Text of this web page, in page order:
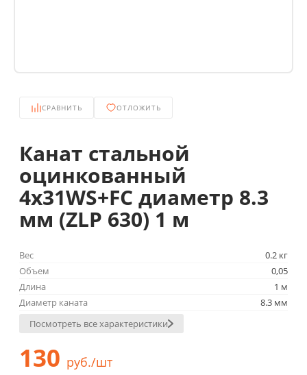
СРАВНИТЬ ОТЛОЖИТЬ
Канат стальной
оцинкованный
4х31WS+FC диаметр 8.3
мм (ZLP 630) 1 м
Вес
0.2 кг
Объем
0,05
Длина
1 м
Диаметр каната
8.3 мм
Посмотреть все характеристики
130 руб./шт